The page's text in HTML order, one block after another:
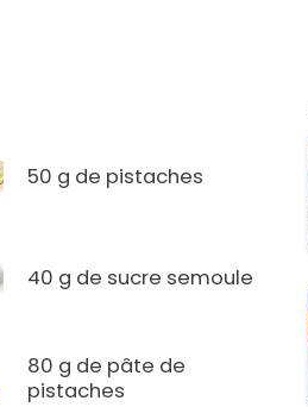
50 g de pistaches
40 g de sucre semoule
80 g de pâte de
pistaches